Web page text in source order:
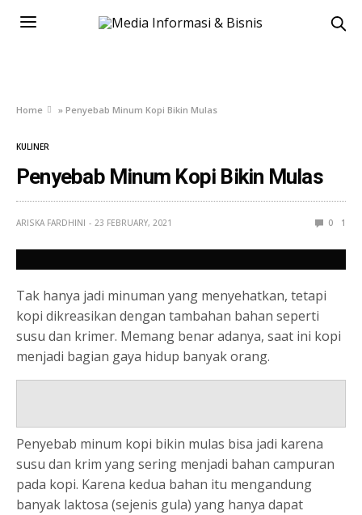
Home »Penyebab Minum Kopi Bikin Mulas
KULINER
Penyebab Minum Kopi Bikin Mulas
ARISKA FARDHINI 23 FEBRUARY, 2021 0 1
Tak hanya jadi minuman yang menyehatkan, tetapi
kopi dikreasikan dengan tambahan bahan seperti
susu dan krimer. Memang benar adanya, saat ini kopi
menjadi bagian gaya hidup banyak orang.
Penyebab minum kopi bikin mulas bisa jadi karena
susu dan krim yang sering menjadi bahan campuran
pada kopi. Karena kedua bahan itu mengandung
banyak laktosa (sejenis gula) yang hanya dapat